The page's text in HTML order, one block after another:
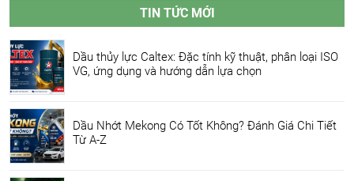
TIN TỨC MỚI
Dầu thủy lực Caltex: Đặc tính kỹ thuật, phân loại ISO
VG, ứng dụng và hướng dẫn lựa chọn
Dầu Nhớt Mekong Có Tốt Không? Đánh Giá Chi Tiết
Từ A-Z